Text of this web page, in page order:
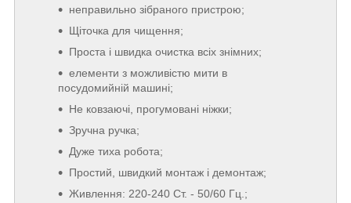
неправильно зібраного пристрою;
Щіточка для чищення;
Проста і швидка очистка всіх знімних;
елементи з можливістю мити в
посудомийній машині;
Не ковзаючі, прогумовані ніжки;
Зручна ручка;
Дуже тиха робота;
Простий, швидкий монтаж і демонтаж;
Живлення: 220-240 Ст. - 50/60 Гц.;